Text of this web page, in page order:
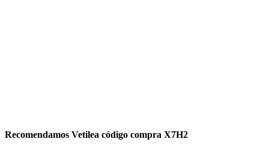
Recomendamos Vetilea código compra X7H2